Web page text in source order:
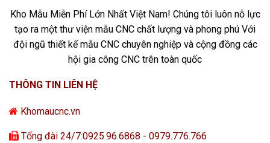
Kho Mẫu Miễn Phí Lớn Nhất Việt Nam! Chúng tôi luôn nỗ lực
tạo ra một thư viện mẫu CNC chất lượng và phong phú Với
đội ngũ thiết kế mẫu CNC chuyên nghiệp và cộng đồng các
hội gia công CNC trên toàn quốc
THÔNG TIN LIÊN HỆ
Khomaucnc.vn
Tổng đài 24/7:0925.96.6868 - 0979.776.766